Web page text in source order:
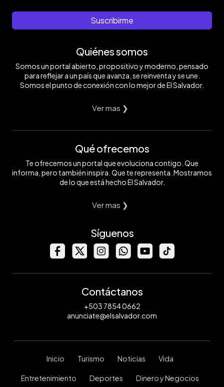
Suscribirme
Quiénes somos
Somos un portal abierto, propositivo y moderno, pensado
para reflejar a un país que avanza, se reinventa y se une.
Somos el punto de conexión con lo mejor de El Salvador.
Ver mas ❯
Qué ofrecemos
Te ofrecemos un portal que evoluciona contigo. Que
informa, pero también inspira. Que te representa. Mostramos
de lo que está hecho El Salvador.
Ver mas ❯
Síguenos
Contáctanos
+503 7854 0662
anunciate@elsalvador.com
Inicio Turismo Noticias Vida
Entretenimiento Deportes Dinero y Negocios